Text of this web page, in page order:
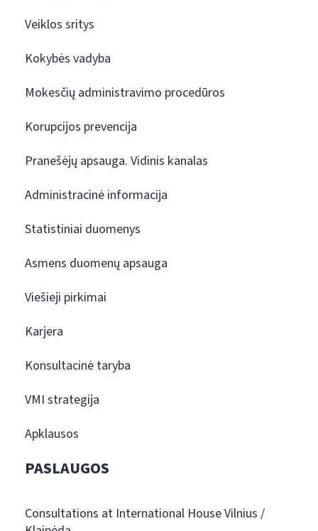
Veiklos sritys
Kokybės vadyba
Mokesčių administravimo procedūros
Korupcijos prevencija
Pranešėjų apsauga. Vidinis kanalas
Administracinė informacija
Statistiniai duomenys
Asmens duomenų apsauga
Viešieji pirkimai
Karjera
Konsultacinė taryba
VMI strategija
Apklausos
PASLAUGOS
Consultations at International House Vilnius /